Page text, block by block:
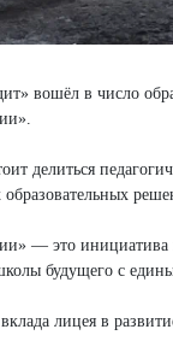
вошёл в число
делиться
— это инициатива
будущего с
лицея в